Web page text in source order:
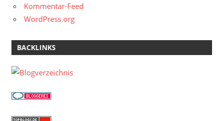
Kommentar-Feed
WordPress.org
BACKLINKS